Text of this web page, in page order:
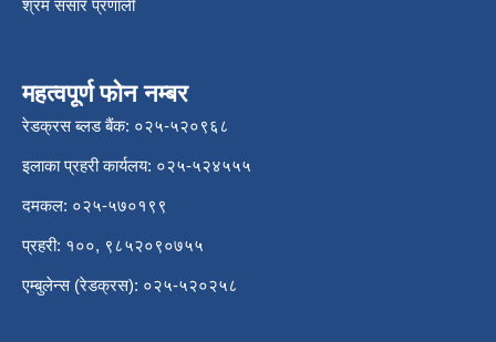
श्रम संसार प्रणाली
महत्वपूर्ण फोन नम्बर
रेडक्रस ब्लड बैंक: ०२५-५२०९६८
इलाका प्रहरी कार्यलय: ०२५-५२४५५५
दमकल: ०२५-५७०१९९
प्रहरी: १००, ९८५२०९०७५५
एम्बुलेन्स (रेडक्रस): ०२५-५२०२५८